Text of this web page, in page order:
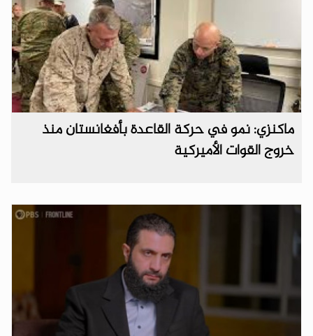
ماكنزي: نمو في حركة القاعدة بأفغانستان منذ
خروج القوات الأميركية